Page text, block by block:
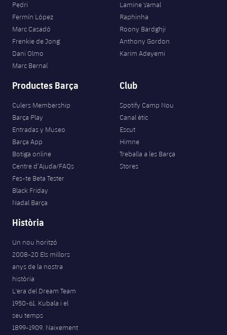
Pedri
Fermín López
Marc Casadó
Frenkie de Jong
Dani Olmo
Marc Bernal
Lamine Yamal
Raphinha
Roony Bardghji
Anthony Gordon
Karim Adeyemi
Productes Barça
Culers Membership
Barça Play
Entradas y Museo
Barça App
Botiga online
Centre d’Ajuda/FAQs
Fes-te Beta Tester
Black Friday
Nadal Barça
Club
Spotify Camp Nou
Canal ètic
Escut
Himne
Treballa a les Barça
Stores
Història
Un nou horitzó
2008-20 Els millors
anys de la nostra
història
L'era del Dream Team
1950-61. Kubala i el
seu temps
1899-1909. Naixement